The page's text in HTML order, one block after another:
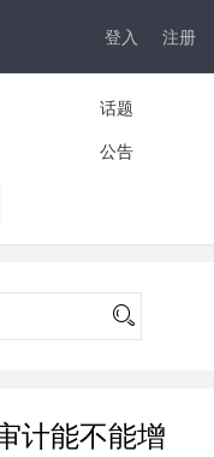
登入 注册
话题
公告
计能不能增